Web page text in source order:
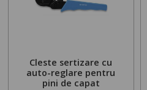
Cleste sertizare cu
auto-reglare pentru
pini de capat